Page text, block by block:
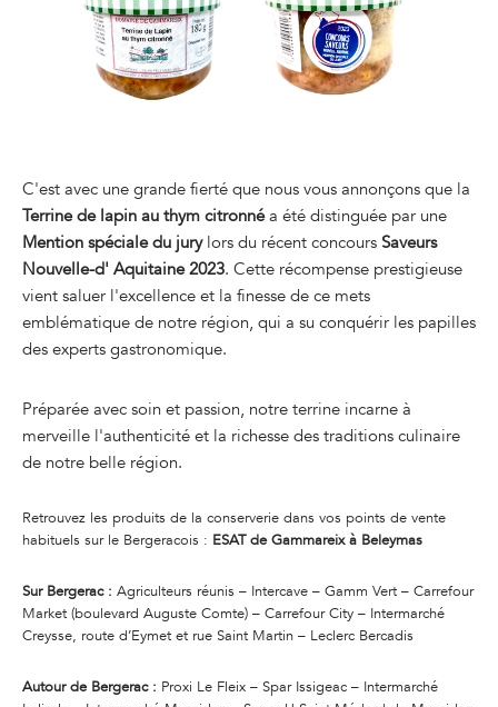
C'est avec une grande fierté que nous vous annonçons que la
Terrine de lapin au thym citronnéa été distinguée par une
Mention spéciale du jurylors du récent concours Saveurs
Nouvelle-d' Aquitaine 2023. Cette récompense prestigieuse
vient saluer l'excellence et la finesse de ce mets
emblématique de notre région, qui a su conquérir les papilles
des experts gastronomique.
Préparée avec soin et passion, notre terrine incarne à
merveille l'authenticité et la richesse des traditions culinaire
de notre belle région.
Retrouvez les produits de la conserverie dans vos points de vente
habituels sur le Bergeracois : ESAT de Gammareix à Beleymas
Sur Bergerac : Agriculteurs réunis – Intercave – Gamm Vert – Carrefour
Market (boulevard Auguste Comte) – Carrefour City – Intermarché
Creysse, route d’Eymet et rue Saint Martin – Leclerc Bercadis
Autour de Bergerac : Proxi Le Fleix – Spar Issigeac – Intermarché